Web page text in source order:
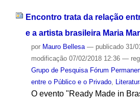
Encontro trata da relação
e a artista brasileira Maria
por Mauro Bellesa — publicado31/
modificação07/02/2018 12:36 —
Grupo de Pesquisa Fórum
entre o Público e o Privado,
O evento "Ready Made in